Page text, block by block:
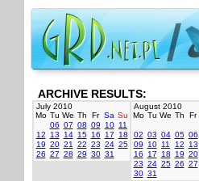
ARCHIVE RESULTS:
July 2010
Mo Tu We Th Fr Sa Su
06 07 08 09 10 11
12
13 14 15 16 17
18
19 20 21 22 23 24 25
26 27 28 29 30 31
August 2010
Mo Tu We Th Fr
02 03 04 05 06
09
10 11 12 13
16
17 18 19 20
23 24 25 26 27
30 31